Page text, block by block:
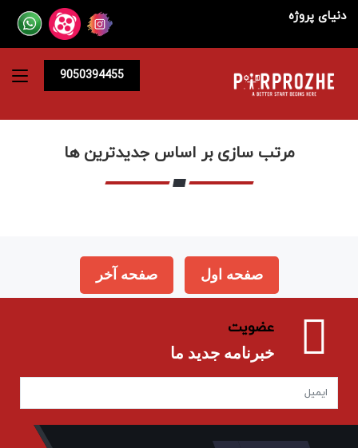
دنیای پروژه
9050394455
مرتب سازی بر اساس جدیدترین ها
صفحه اول صفحه آخر
عضویت
خبرنامه جدید ما